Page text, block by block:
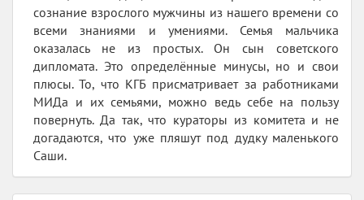
сознание взрослого мужчины из нашего времени со
всеми знаниями и умениями. Семья мальчика
оказалась не из простых. Он сын советского
дипломата. Это определённые минусы, но и свои
плюсы. То, что КГБ присматривает за работниками
МИДа и их семьями, можно ведь себе на пользу
повернуть. Да так, что кураторы из комитета и не
догадаются, что уже пляшут под дудку маленького
Саши.